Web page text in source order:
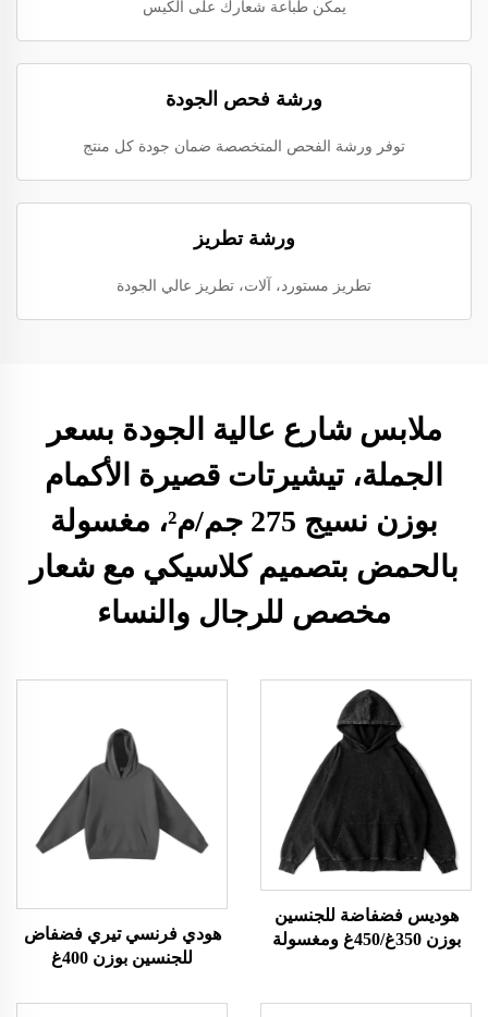
يمكن طباعة شعارك على الكيس
ورشة فحص الجودة
توفر ورشة الفحص المتخصصة ضمان جودة كل منتج
ورشة تطريز
تطريز مستورد، آلات، تطريز عالي الجودة
ملابس شارع عالية الجودة بسعر
الجملة، تيشيرتات قصيرة الأكمام
بوزن نسيج 275 جم/م²، مغسولة
بالحمض بتصميم كلاسيكي مع شعار
مخصص للرجال والنساء
هوديس فضفاضة للجنسين
بوزن 350غ/450غ ومغسولة
هودي فرنسي تيري فضفاض
للجنسين بوزن 400غ